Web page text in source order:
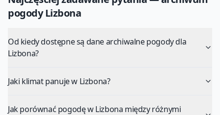
pogodyLizbona
Od kiedy dostępne są dane archiwalne pogody dla
Lizbona?
Jaki klimat panuje w Lizbona?
Jak porównać pogodę w Lizbona między różnymi